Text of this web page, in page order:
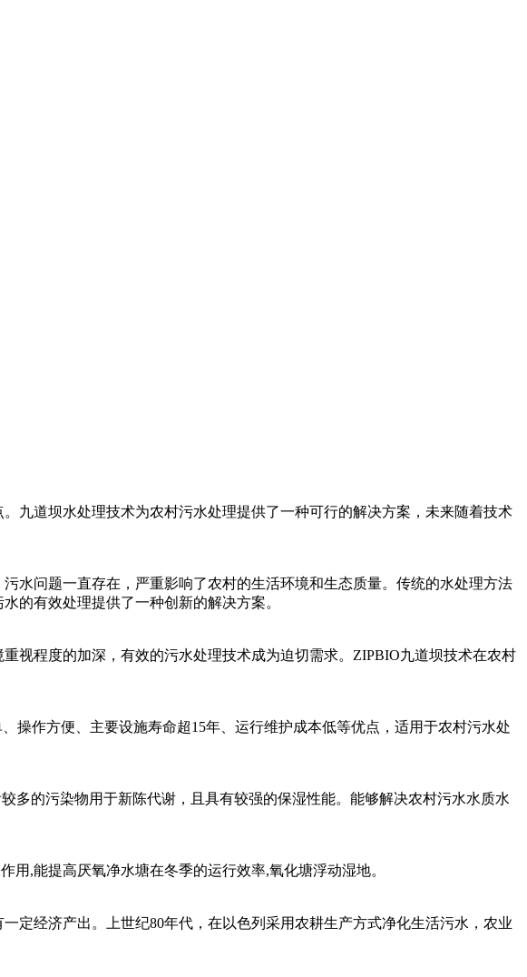
九道坝水处理技术为农村污水处理提供了一种可行的解决方案，未来随着技术
水问题一直存在，严重影响了农村的生活环境和生态质量。传统的水处理方法
的有效处理提供了一种创新的解决方案。
视程度的加深，有效的污水处理技术成为迫切需求。ZIPBIO九道坝技术在农村
操作方便、主要设施寿命超15年、运行维护成本低等优点，适用于农村污水处
多的污染物用于新陈代谢，且具有较强的保湿性能。能够解决农村污水水质水
,能提高厌氧净水塘在冬季的运行效率,氧化塘浮动湿地。
定经济产出。上世纪80年代，在以色列采用农耕生产方式净化生活污水，农业